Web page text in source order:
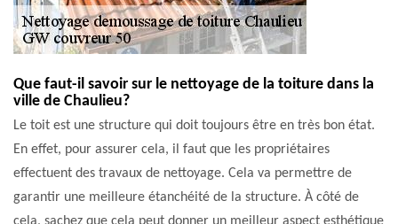
Que faut-il savoir sur le nettoyage de la toiture dans la
ville de Chaulieu?
Le toit est une structure qui doit toujours être en très bon état.
En effet, pour assurer cela, il faut que les propriétaires
effectuent des travaux de nettoyage. Cela va permettre de
garantir une meilleure étanchéité de la structure. À côté de